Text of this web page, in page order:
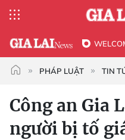
PHÁP LUẬT TIN
Công an Gia
người bị tố